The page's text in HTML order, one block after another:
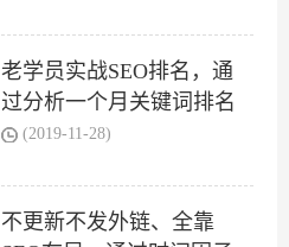
老学员实战SEO排名，通
过分析一个月关键词排名
(2019-11-28)
不更新不发外链、全靠